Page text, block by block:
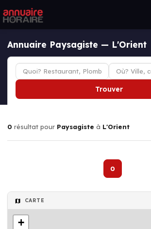
Annuaire Paysagiste — L'Orient
Trouver
0 résultat pour Paysagiste à L'Orient
0
CARTE
+